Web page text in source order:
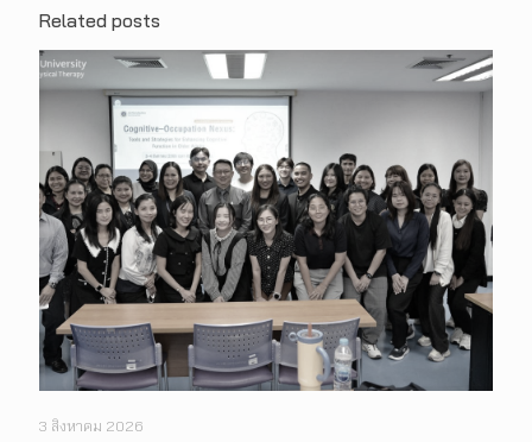
Related posts
3 สิงหาคม 2026